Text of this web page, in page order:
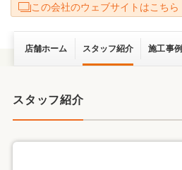
この会社のウェブサイトはこちら
店舗ホーム スタッフ紹介 施工事例
スタッフ紹介